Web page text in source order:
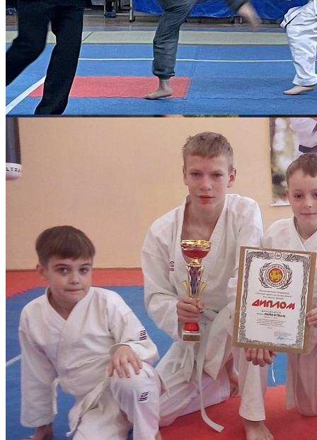
Количество просмотров: 1149
15 мая 2022 г. состоялся Турнир МАУДО ДТД и М по каратэ-
до Сётокан версии «SKIF» среди детей МАУ Детских садов,
МАУ СОШ, МАУДО ДТД и М г. Калининграда, посвящённый
«Дню Победы» и памяти первого Президента
Международной федерации «Каратэ-до Сётокан
Интернэйшнл» России Рамзина Александра Александровича.
Поздравляем победителей и призёров Турнира:
1-место: Лагомин Роман, Чориев Дмитрий, Пигузов Илья,
Ильбулатова Алина, Немолочнова Анастасия,
2- место: Новикова Богдана. Алпатов Степан, Лебедев
Матвей, Великанцев Роман, Мукан Анастасия, Прокопченко
Глеб, Хабарова Евгения